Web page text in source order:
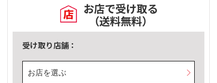
お店で受け取る
（送料無料）
受け取り店舗：
お店を選ぶ